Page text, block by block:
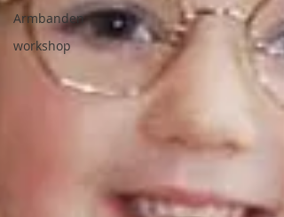
Armbanden
workshop